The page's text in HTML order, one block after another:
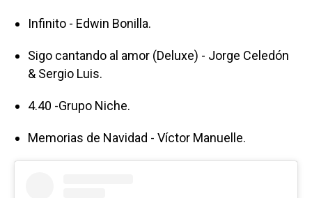
Infinito - Edwin Bonilla.
Sigo cantando al amor (Deluxe) - Jorge Celedón
& Sergio Luis.
4.40 -Grupo Niche.
Memorias de Navidad - Víctor Manuelle.